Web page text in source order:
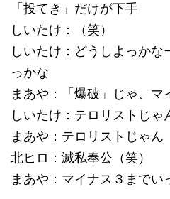
「投てき」だけが下手
しいたけ：（笑）
しいたけ：どうしよっかな
っかな
まあや：「爆破」じゃ、マ
しいたけ：テロリストじゃ
まあや：テロリストじゃん
北ヒロ：滅私奉公（笑）
まあや：マイナス３までい